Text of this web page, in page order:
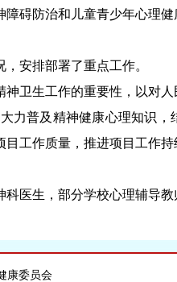
碍防治和儿童青少年心理
安排部署了重点工作。
生工作的重要性，以对人
力普及精神健康心理知识
工作质量，推进项目工作
医生，部分学校心理辅导教
康委员会